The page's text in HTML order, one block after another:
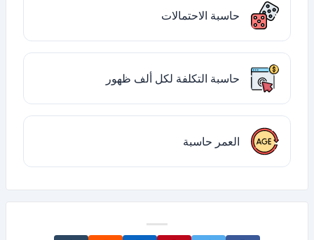
حاسبة الاحتمالات
حاسبة التكلفة لكل ألف ظهور
العمر حاسبة